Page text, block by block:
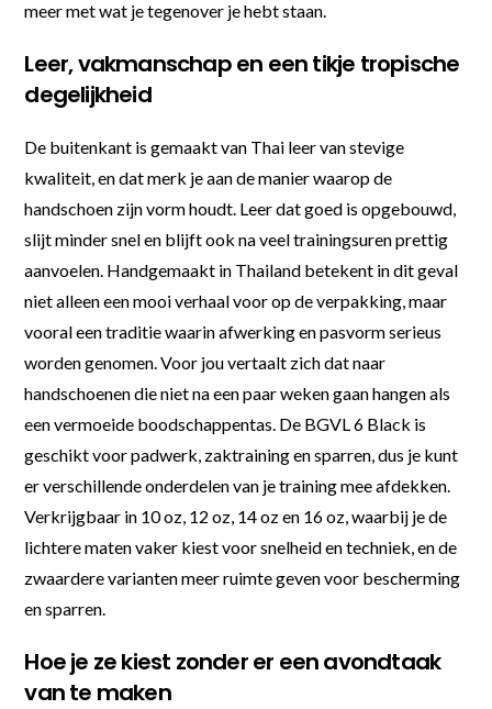
meer met wat je tegenover je hebt staan.
Leer, vakmanschap en een tikje tropische
degelijkheid
De buitenkant is gemaakt van Thai leer van stevige
kwaliteit, en dat merk je aan de manier waarop de
handschoen zijn vorm houdt. Leer dat goed is opgebouwd,
slijt minder snel en blijft ook na veel trainingsuren prettig
aanvoelen. Handgemaakt in Thailand betekent in dit geval
niet alleen een mooi verhaal voor op de verpakking, maar
vooral een traditie waarin afwerking en pasvorm serieus
worden genomen. Voor jou vertaalt zich dat naar
handschoenen die niet na een paar weken gaan hangen als
een vermoeide boodschappentas. De BGVL 6 Black is
geschikt voor padwerk, zaktraining en sparren, dus je kunt
er verschillende onderdelen van je training mee afdekken.
Verkrijgbaar in 10 oz, 12 oz, 14 oz en 16 oz, waarbij je de
lichtere maten vaker kiest voor snelheid en techniek, en de
zwaardere varianten meer ruimte geven voor bescherming
en sparren.
Hoe je ze kiest zonder er een avondtaak
van te maken